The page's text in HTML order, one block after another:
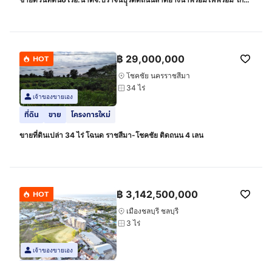
HOT
เจ้าของขายเอง
฿ 29,000,000
โชคชัย นครราชสีมา
34 ไร่
ที่ดิน ขาย โครงการใหม่
ขายที่ดินเปล่า 34 ไร่ โฉนด ราชสีมา-โชคชัย ติดถนน 4 เลน
HOT
เจ้าของขายเอง
฿ 3,142,500,000
เมืองชลบุรี ชลบุรี
3 ไร่